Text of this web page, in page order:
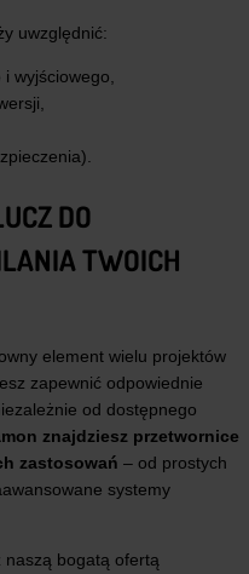
uwzględnić:
wyjściowego,
DO
TWOICH
element wielu projektów
zapewnić odpowiednie
od dostępnego
znajdziesz przetwornice
zastosowań – od prostych
systemy
bogatą ofertą